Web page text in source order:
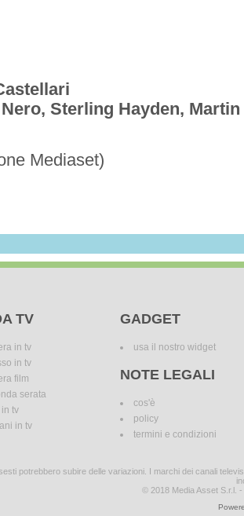
Sterling Hayden,
Mediaset)
TV
in tv
in tv
film
serata
tv
in tv
GADGET
usa il nostro widget
NOTE LEGALI
cos'è
policy
termini e condizioni
potrebbero subire delle variazioni. I marchi dei canali
© 2018 Media Asset S.r.l.